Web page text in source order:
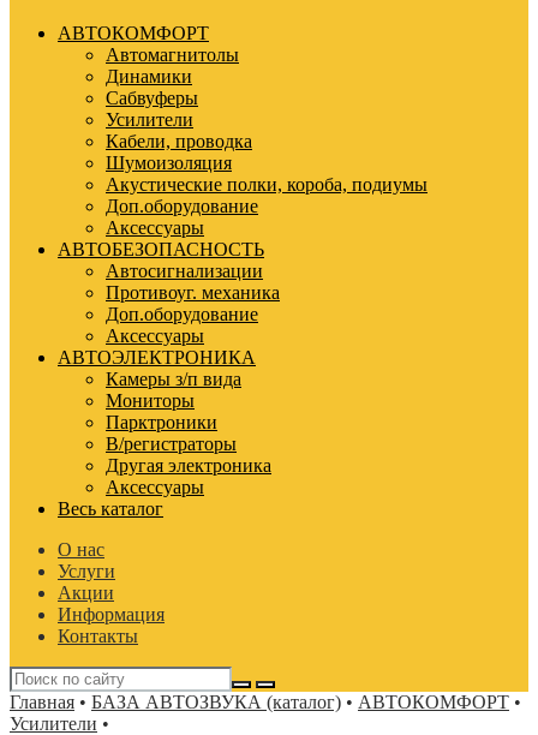
АВТОКОМФОРТ
Автомагнитолы
Динамики
Сабвуферы
Усилители
Кабели, проводка
Шумоизоляция
Акустические полки, короба, подиумы
Доп.оборудование
Аксессуары
АВТОБЕЗОПАСНОСТЬ
Автосигнализации
Противоуг. механика
Доп.оборудование
Аксессуары
АВТОЭЛЕКТРОНИКА
Камеры з/п вида
Мониторы
Парктроники
В/регистраторы
Другая электроника
Аксессуары
Весь каталог
О нас
Услуги
Акции
Информация
Контакты
Главная • БАЗА АВТОЗВУКА (каталог) • АВТОКОМФОРТ •
Усилители •